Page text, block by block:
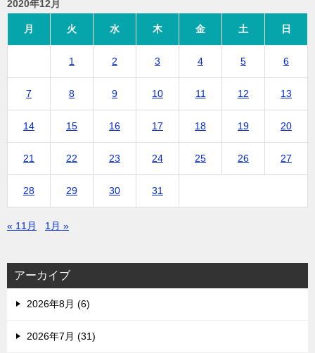
2020年12月
月 火 水 木 金 土 日
1 2 3 4 5 6
7 8 9 10 11 12 13
14 15 16 17 18 19 20
21 22 23 24 25 26 27
28 29 30 31
« 11月 1月 »
アーカイブ
2026年8月 (6)
2026年7月 (31)